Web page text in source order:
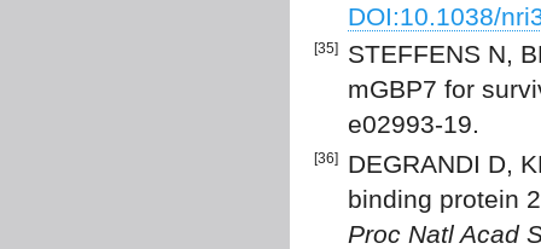
DOI:10.1038/
[35]
STEFFENS N,
mGBP7 for
e02993-19.
[36]
DEGRANDI D,
binding protein
Proc Natl Acad